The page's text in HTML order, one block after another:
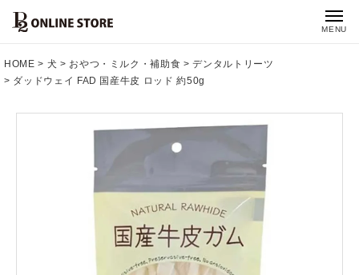
MENU
HOME 犬 おやつ・ミルク・補助食
デンタルトリーツ
ダッドウェイ FAD 国産牛皮 ロッド 約50g